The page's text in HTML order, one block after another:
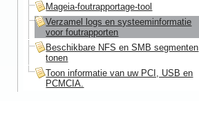
Mageia-foutrapportage-tool
Verzamel logs en systeeminformatie
voor foutrapporten
Beschikbare NFS en SMB segmenten
tonen
Toon informatie van uw PCI, USB en
PCMCIA.